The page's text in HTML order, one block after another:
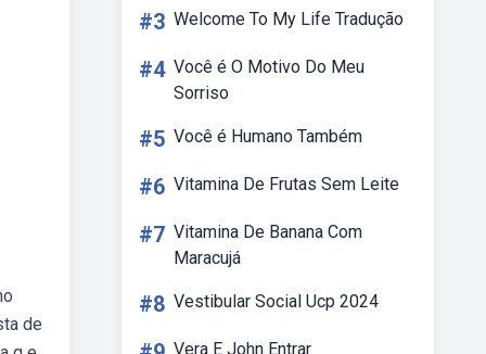
de
#3 Welcome To My Life Tradução
#4 Você é O Motivo Do Meu
Sorriso
#5 Você é Humano Também
#6 Vitamina De Frutas Sem Leite
#7 Vitamina De Banana Com
Maracujá
#8 Vestibular Social Ucp 2024
Vera E John Entrar